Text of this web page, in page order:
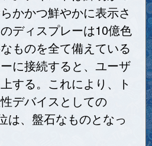
かかつ鮮やかに表示さ
ディスプレーは10億色
ものを全て備えている
に接続すると、ユーザ
する。これにより、ト
デバイスとしての
は、盤石なものとなっ